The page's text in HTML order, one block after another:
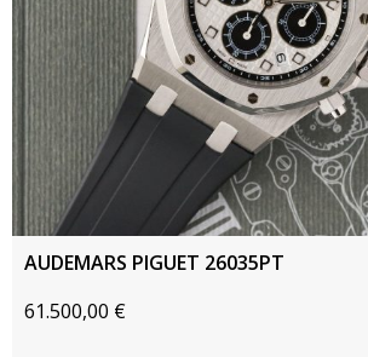
AUDEMARS PIGUET 26035PT
61.500,00 €